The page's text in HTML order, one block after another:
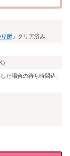
り所 」クリア済み
た場合の待ち時間込